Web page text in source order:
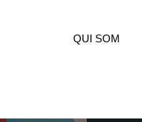
QUI SOM